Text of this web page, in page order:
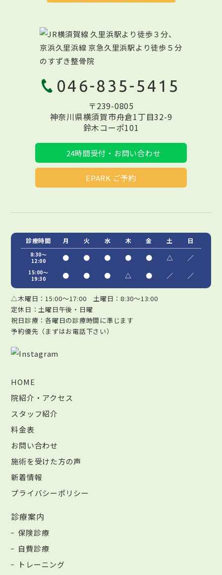
046-835-5415
〒239-0805
神奈川県横須賀市舟倉1丁目32-9
鈴木コーポ101
24時間受付・お問い合わせ
EPARK ご予約
診療時間 月 火 水 木 金 土 日
8:30～
12:00
● ● ● ● ● △ ／
15:00～
19:30
● ● ● △ ● ／ ／
△木曜日：15:00～17:00 土曜日：8:30～13:00
定休日：土曜日午後・日曜
祝日診療：各曜日の診療時間に準じます
予約優先（まずはお電話下さい）
HOME
院紹介・アクセス
スタッフ紹介
料金表
お問い合わせ
施術を受けた方の声
新着情報
プライバシーポリシー
診療案内
保険診療
自費診療
トレーニング